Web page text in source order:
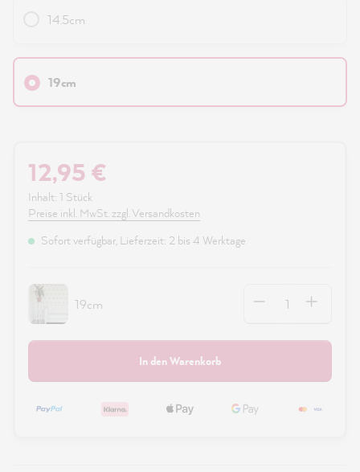
14.5cm
19cm
12,95 €
Inhalt: 1 Stück
Preise inkl. MwSt. zzgl. Versandkosten
Sofort verfügbar, Lieferzeit: 2 bis 4 Werktage
19cm
In den Warenkorb